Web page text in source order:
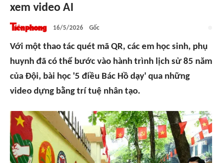
xem video AI
16/5/2026 Gốc
Với một thao tác quét mã QR, các em học sinh, phụ
huynh đã có thể bước vào hành trình lịch sử 85 năm
của Đội, bài học '5 điều Bác Hồ dạy' qua những
video dựng bằng trí tuệ nhân tạo.